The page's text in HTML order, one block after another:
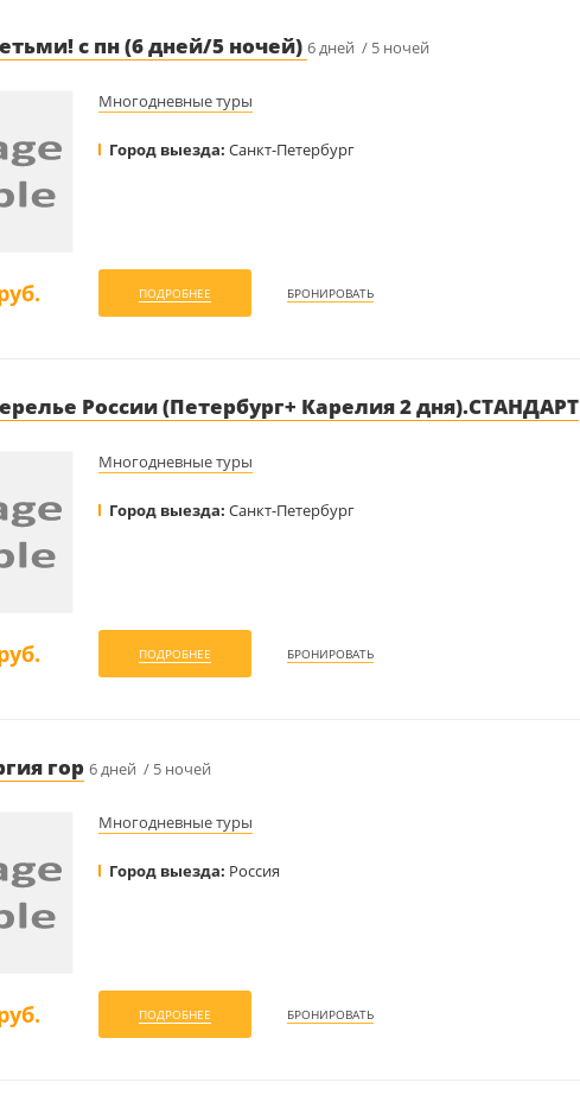
с пн (6 дней/5 ночей) 6 дней / 5 ночей
Многодневные туры
Город выезда: Санкт-Петербург
ПОДРОБНЕЕ БРОНИРОВАТЬ
России (Петербург+ Карелия 2 дня).СТАНДАРТ
Многодневные туры
Город выезда: Санкт-Петербург
ПОДРОБНЕЕ БРОНИРОВАТЬ
гор 6 дней / 5 ночей
Многодневные туры
Город выезда: Россия
ПОДРОБНЕЕ БРОНИРОВАТЬ